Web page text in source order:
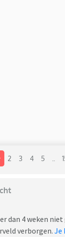
2 3 4 5
dan 4 weken niet
verborgen. Je